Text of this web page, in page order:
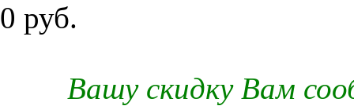
0 руб.
Вашу скидку Вам